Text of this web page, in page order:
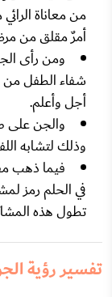
من معاناة
أمرٌ مقلق من
ومن رأى
شفاء الطفل من
أجل وأعلم.
والجن على
وذلك لتشابه
فيما ذهب
في الحلم رمز
تطول هذه
تفسير رؤية